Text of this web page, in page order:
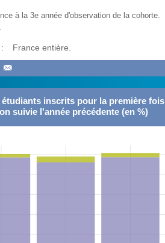
à la 3e année d'observation de la cohorte.
France entière.

inscrits pour la première fois
suivie l'année précédente (en %)